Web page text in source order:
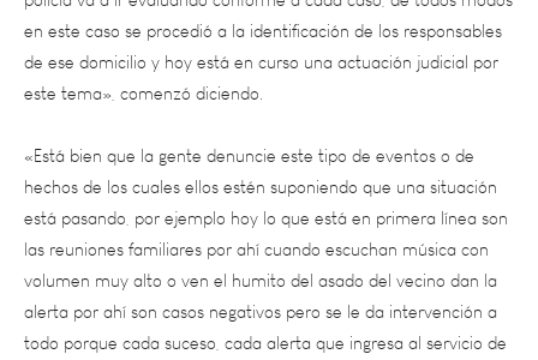
de ese domicilio y hoy está en curso una actuación judicial por
este tema», comenzó diciendo.
«Está bien que la gente denuncie este tipo de eventos o de
hechos de los cuales ellos estén suponiendo que una situación
está pasando, por ejemplo hoy lo que está en primera línea son
las reuniones familiares por ahí cuando escuchan música con
volumen muy alto o ven el humito del asado del vecino dan la
alerta por ahí son casos negativos pero se le da intervención a
todo porque cada suceso, cada alerta que ingresa al servicio de
emergencia 911 debe tener una finalización, se debe cerrar ese